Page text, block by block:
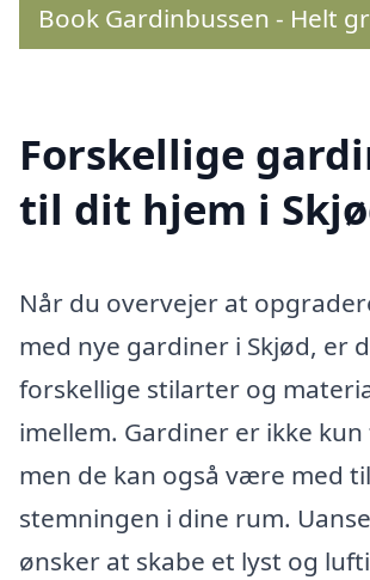
Book Gardinbussen - Helt
Forskellige
til dit hjem i
Når du overvejer at
med nye gardiner i Skjød, er
forskellige stilarter og
imellem. Gardiner er ikke
men de kan også være med
stemningen i dine rum.
ønsker at skabe et lyst og